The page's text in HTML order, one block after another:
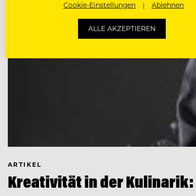
ARTIKEL
Kreativität in der
Cookie-Einstellungen Ablehnen
ALLE AKZEPTIEREN